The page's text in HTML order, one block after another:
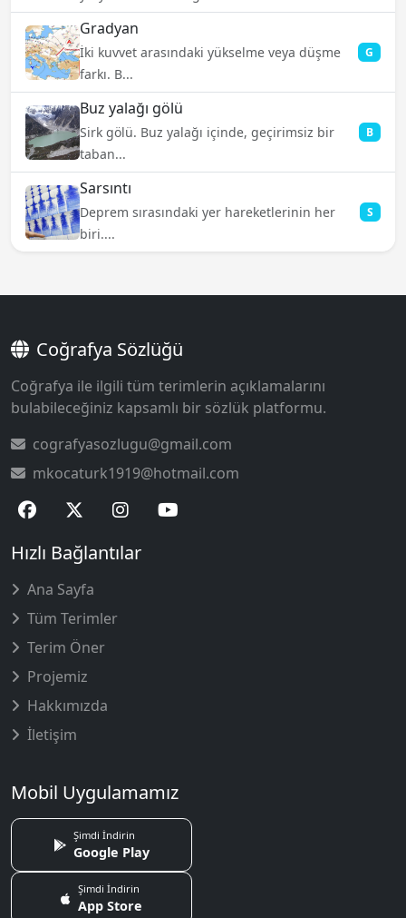
Gradyan
İki kuvvet arasındaki yükselme veya düşme
farkı. B...
G
Buz yalağı gölü
Sirk gölü. Buz yalağı içinde, geçirimsiz bir
taban...
B
Sarsıntı
Deprem sırasındaki yer hareketlerinin her
biri....
S
Coğrafya Sözlüğü
Coğrafya ile ilgili tüm terimlerin açıklamalarını
bulabileceğiniz kapsamlı bir sözlük platformu.
cografyasozlugu@gmail.com
mkocaturk1919@hotmail.com
Hızlı Bağlantılar
Ana Sayfa
Tüm Terimler
Terim Öner
Projemiz
Hakkımızda
İletişim
Mobil Uygulamamız
Şimdi İndirin
Google Play
Şimdi İndirin
App Store